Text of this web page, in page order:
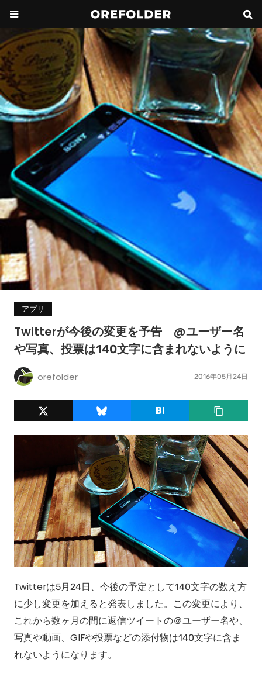
アプリ
Twitterが今後の変更を予告 @ユーザー名
や写真、投票は140文字に含まれないように
orefolder 2016年05月24日
Twitterは5月24日、今後の予定として140文字の数え方
に少し変更を加えると発表しました。この変更により、
これから数ヶ月の間に返信ツイートの＠ユーザー名や、
写真や動画、GIFや投票などの添付物は140文字に含ま
れないようになります。